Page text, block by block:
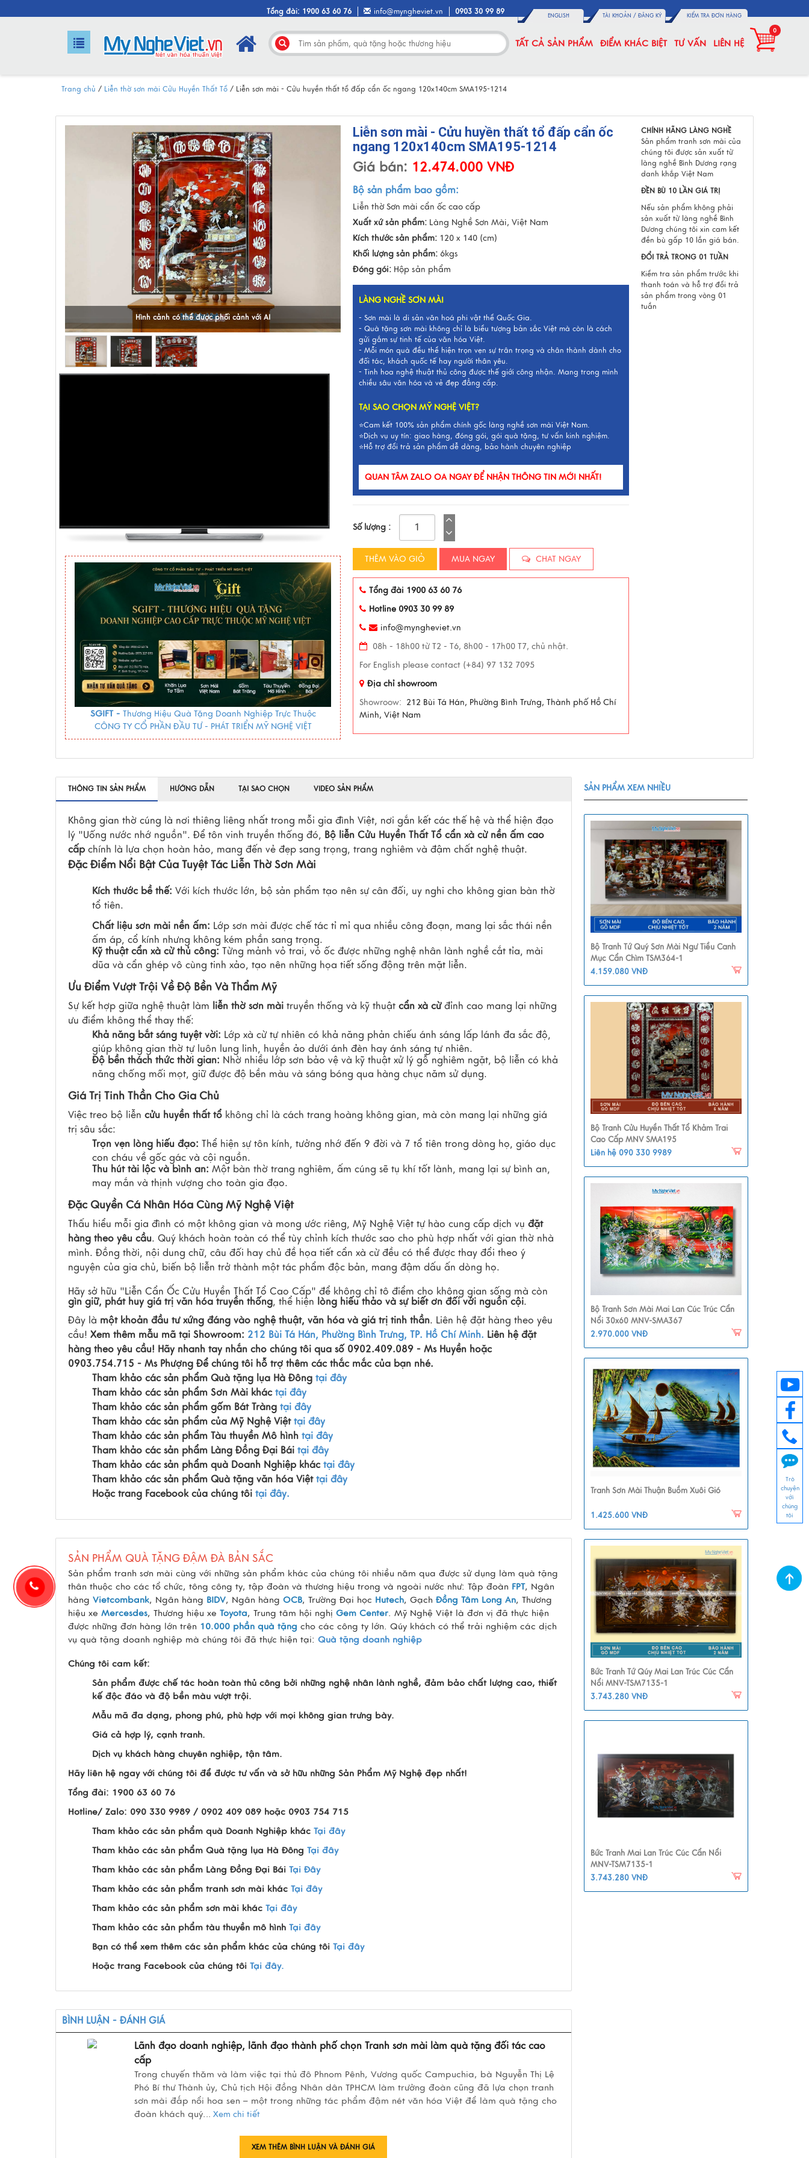
Tổng đài: 1900 63 60 76 info@myngheviet.vn 0903 30 99 89 ENGLISH TÀI KHOẢN / ĐĂNG KÝ KIỂM TRA ĐƠN HÀNG
TẤT CẢ SẢN PHẨM ĐIỂM KHÁC BIỆT TƯ VẤN LIÊN HỆ
0
Trang chủ / Liễn thờ sơn mài Cửu Huyền Thất Tổ / Liễn sơn mài - Cửu huyền thất tổ đấp cẩn ốc ngang 120x140cm SMA195-1214
Hình cảnh có thể được phối cảnh với AI
SGIFT - Thương Hiệu Quà Tặng Doanh Nghiệp Trực Thuộc
CÔNG TY CỔ PHẦN ĐẦU TƯ - PHÁT TRIỂN MỸ NGHỆ VIỆT
Liễn sơn mài - Cửu huyền thất tổ đấp cẩn ốc
ngang 120x140cm SMA195-1214
Giá bán: 12.474.000 VNĐ
Bộ sản phẩm bao gồm:
Liễn thờ Sơn mài cẩn ốc cao cấp
Xuất xứ sản phẩm: Làng Nghề Sơn Mài, Việt Nam
Kích thước sản phẩm: 120 x 140 (cm)
Khối lượng sản phẩm: 6kgs
Đóng gói: Hộp sản phẩm
LÀNG NGHỀ SƠN MÀI
- Sơn mài là di sản văn hoá phi vật thể Quốc Gia.
- Quà tặng sơn mài không chỉ là biểu tượng bản sắc Việt mà còn là cách
gửi gắm sự tinh tế của văn hóa Việt.
- Mỗi món quà đều thể hiện trọn vẹn sự trân trọng và chân thành dành cho
đối tác, khách quốc tế hay người thân yêu.
- Tinh hoa nghệ thuật thủ công được thế giới công nhận. Mang trong mình
chiều sâu văn hóa và vẻ đẹp đẳng cấp.
TẠI SAO CHỌN MỸ NGHỆ VIỆT?
⭐Cam kết 100% sản phẩm chính gốc làng nghề sơn mài Việt Nam.
⭐Dịch vụ uy tín: giao hàng, đóng gói, gói quà tặng, tư vấn kinh nghiệm.
⭐Hỗ trợ đổi trả sản phẩm dễ dàng, bảo hành chuyên nghiệp
QUAN TÂM ZALO OA NGAY ĐỂ NHẬN THÔNG TIN MỚI NHẤT!
Số lượng :
THÊM VÀO GIỎ MUA NGAY CHAT NGAY
Tổng đài 1900 63 60 76
Hotline 0903 30 99 89
info@myngheviet.vn
08h - 18h00 từ T2 - T6, 8h00 - 17h00 T7, chủ nhật.
For English please contact (+84) 97 132 7095
Địa chỉ showroom
Showroow: 212 Bùi Tá Hán, Phường Bình Trưng, Thành phố Hồ Chí
Minh, Việt Nam
CHÍNH HÃNG LÀNG NGHỀ
Sản phẩm tranh sơn mài của
chúng tôi được sản xuất từ
làng nghề Bình Dương rạng
danh khắp Việt Nam
ĐỀN BÙ 10 LẦN GIÁ TRỊ
Nếu sản phẩm không phải
sản xuất từ làng nghề Bình
Dương chúng tôi xin cam kết
đền bù gấp 10 lần giá bán.
ĐỔI TRẢ TRONG 01 TUẦN
Kiểm tra sản phẩm trước khi
thanh toán và hỗ trợ đổi trả
sản phẩm trong vòng 01
tuần
THÔNG TIN SẢN PHẨM HƯỚNG DẪN TẠI SAO CHỌN VIDEO SẢN PHẨM
Không gian thờ cúng là nơi thiêng liêng nhất trong mỗi gia đình Việt, nơi gắn kết các thế hệ và thể hiện đạo
lý "Uống nước nhớ nguồn". Để tôn vinh truyền thống đó, Bộ liễn Cửu Huyền Thất Tổ cẩn xà cừ nền ấm cao
cấp chính là lựa chọn hoàn hảo, mang đến vẻ đẹp sang trọng, trang nghiêm và đậm chất nghệ thuật.
Đặc Điểm Nổi Bật Của Tuyệt Tác Liễn Thờ Sơn Mài
Kích thước bề thế: Với kích thước lớn, bộ sản phẩm tạo nên sự cân đối, uy nghi cho không gian bàn thờ
tổ tiên.
Chất liệu sơn mài nền ấm: Lớp sơn mài được chế tác tỉ mỉ qua nhiều công đoạn, mang lại sắc thái nền
ấm áp, cổ kính nhưng không kém phần sang trọng.
Kỹ thuật cẩn xà cừ thủ công: Từng mảnh vỏ trai, vỏ ốc được những nghệ nhân lành nghề cắt tỉa, mài
dũa và cẩn ghép vô cùng tinh xảo, tạo nên những họa tiết sống động trên mặt liễn.
Ưu Điểm Vượt Trội Về Độ Bền Và Thẩm Mỹ
Sự kết hợp giữa nghệ thuật làm liễn thờ sơn mài truyền thống và kỹ thuật cẩn xà cừđỉnh cao mang lại những
ưu điểm không thể thay thế:
Khả năng bắt sáng tuyệt vời: Lớp xà cừ tự nhiên có khả năng phản chiếu ánh sáng lấp lánh đa sắc độ,
giúp không gian thờ tự luôn lung linh, huyền ảo dưới ánh đèn hay ánh sáng tự nhiên.
Độ bền thách thức thời gian: Nhờ nhiều lớp sơn bảo vệ và kỹ thuật xử lý gỗ nghiêm ngặt, bộ liễn có khả
năng chống mối mọt, giữ được độ bền màu và sáng bóng qua hàng chục năm sử dụng.
Giá Trị Tinh Thần Cho Gia Chủ
Việc treo bộ liễn cửu huyền thất tổ không chỉ là cách trang hoàng không gian, mà còn mang lại những giá
trị sâu sắc:
Trọn vẹn lòng hiếu đạo: Thể hiện sự tôn kính, tưởng nhớ đến 9 đời và 7 tổ tiên trong dòng họ, giáo dục
con cháu về gốc gác và cội nguồn.
Thu hút tài lộc và bình an: Một bàn thờ trang nghiêm, ấm cúng sẽ tụ khí tốt lành, mang lại sự bình an,
may mắn và thịnh vượng cho toàn gia đạo.
Đặc Quyền Cá Nhân Hóa Cùng Mỹ Nghệ Việt
Thấu hiểu mỗi gia đình có một không gian và mong ước riêng, Mỹ Nghệ Việt tự hào cung cấp dịch vụ đặt
hàng theo yêu cầu. Quý khách hoàn toàn có thể tùy chỉnh kích thước sao cho phù hợp nhất với gian thờ nhà
mình. Đồng thời, nội dung chữ, câu đối hay chủ đề họa tiết cẩn xà cừ đều có thể được thay đổi theo ý
nguyện của gia chủ, biến bộ liễn trở thành một tác phẩm độc bản, mang đậm dấu ấn dòng họ.
Hãy sở hữu "Liễn Cẩn Ốc Cửu Huyền Thất Tổ Cao Cấp" để không chỉ tô điểm cho không gian sống mà còn
gìn giữ, phát huy giá trị văn hóa truyền thống, thể hiện lòng hiếu thảo và sự biết ơn đối với nguồn cội.
Đây là một khoản đầu tư xứng đáng vào nghệ thuật, văn hóa và giá trị tinh thần. Liên hệ đặt hàng theo yêu
cầu! Xem thêm mẫu mã tại Showroom: 212 Bùi Tá Hán, Phường Bình Trưng, TP. Hồ Chí Minh. Liên hệ đặt
hàng theo yêu cầu! Hãy nhanh tay nhắn cho chúng tôi qua số 0902.409.089 - Ms Huyền hoặc
0903.754.715 - Ms Phượng Để chúng tôi hỗ trợ thêm các thắc mắc của bạn nhé.
Tham khảo các sản phẩm Quà tặng lụa Hà Đông tại đây
Tham khảo các sản phẩm Sơn Mài kháctại đây
Tham khảo các sản phẩm gốm Bát Tràng tại đây
Tham khảo các sản phẩm của Mỹ Nghệ Việttại đây
Tham khảo các sản phẩm Tàu thuyền Mô hình tại đây
Tham khảo các sản phẩm Làng Đồng Đại Bái tại đây
Tham khảo các sản phẩm quà Doanh Nghiệp kháctại đây
Tham khảo các sản phẩm Quà tặng văn hóa Việt tại đây
Hoặc trang Facebook của chúng tôi tại đây.
SẢN PHẨM QUÀ TẶNG ĐẬM ĐÀ BẢN SẮC
Sản phẩm tranh sơn mài cùng với những sản phẩm khác của chúng tôi nhiều năm qua được sử dụng làm quà tặng
thân thuộc cho các tổ chức, tông công ty, tập đoàn và thương hiệu trong và ngoài nước như: Tập đoàn FPT, Ngân
hàng Vietcombank, Ngân hàng BIDV, Ngân hàng OCB, Trường Đại học Hutech, Gạch Đồng Tâm Long An, Thương
hiệu xe Mercesdes, Thương hiệu xe Toyota, Trung tâm hội nghị Gem Center. Mỹ Nghệ Việt là đơn vị đã thực hiện
được những đơn hàng lớn trên 10.000 phần quà tặng cho các công ty lớn. Qúy khách có thể trải nghiệm các dịch
vụ quà tặng doanh nghiệp mà chúng tôi đã thực hiện tại: Quà tặng doanh nghiệp
Chúng tôi cam kết:
Sản phẩm được chế tác hoàn toàn thủ công bởi những nghệ nhân lành nghề, đảm bảo chất lượng cao, thiết
kế độc đáo và độ bền màu vượt trội.
Mẫu mã đa dạng, phong phú, phù hợp với mọi không gian trưng bày.
Giá cả hợp lý, cạnh tranh.
Dịch vụ khách hàng chuyên nghiệp, tận tâm.
Hãy liên hệ ngay với chúng tôi để được tư vấn và sở hữu những Sản Phẩm Mỹ Nghệ đẹp nhất!
Tổng đài: 1900 63 60 76
Hotline/ Zalo: 090 330 9989 / 0902 409 089 hoặc 0903 754 715
Tham khảo các sản phẩm quà Doanh Nghiệp khác Tại đây
Tham khảo các sản phẩm Quà tặng lụa Hà Đông Tại đây
Tham khảo các sản phẩm Làng Đồng Đại Bái Tại Đây
Tham khảo các sản phẩm tranh sơn mài khác Tại đây
Tham khảo các sản phẩm sơn mài khác Tại đây
Tham khảo các sản phẩm tàu thuyền mô hình Tại đây
Bạn có thể xem thêm các sản phẩm khác của chúng tôi Tại đây
Hoặc trang Facebook của chúng tôi Tại đây.
BÌNH LUẬN - ĐÁNH GIÁ
Lãnh đạo doanh nghiệp, lãnh đạo thành phố chọn Tranh sơn mài làm quà tặng đối tác cao
cấp
Trong chuyến thăm và làm việc tại thủ đô Phnom Pênh, Vương quốc Campuchia, bà Nguyễn Thị Lệ
Phó Bí thư Thành ủy, Chủ tịch Hội đồng Nhân dân TPHCM làm trưởng đoàn cũng đã lựa chọn tranh
sơn mài đắp nổi hoa sen – một trong những tác phẩm đậm nét văn hóa Việt để làm quà tặng cho
đoàn khách quý... Xem chi tiết
XEM THÊM BÌNH LUẬN VÀ ĐÁNH GIÁ
SẢN PHẨM XEM NHIỀU
Bộ Tranh Tứ Quý Sơn Mài Ngư Tiều Canh
Mục Cẩn Chìm TSM364-1
4.159.080 VNĐ
Bộ Tranh Cửu Huyền Thất Tổ Khảm Trai
Cao Cấp MNV SMA195
Liên hệ 090 330 9989
Bộ Tranh Sơn Mài Mai Lan Cúc Trúc Cẩn
Nổi 30x60 MNV-SMA367
2.970.000 VNĐ
Tranh Sơn Mài Thuận Buồm Xuôi Gió
1.425.600 VNĐ
Bức Tranh Tứ Qúy Mai Lan Trúc Cúc Cẩn
Nổi MNV-TSM7135-1
3.743.280 VNĐ
Bức Tranh Mai Lan Trúc Cúc Cẩn Nổi
MNV-TSM7135-1
3.743.280 VNĐ
Trò
chuyện
với
chúng
tôi